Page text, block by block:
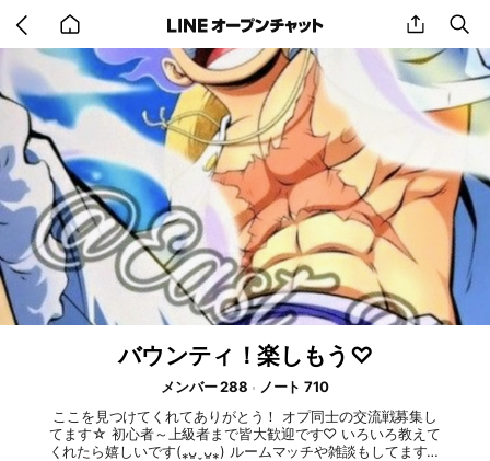
back
to
home
share
バウンティ！楽しもう♡
メンバー 288
ノート 710
ここを見つけてくれてありがとう！ オプ同士の交流戦募集し
てます☆ 初心者～上級者まで皆大歓迎です♡ いろいろ教えて
くれたら嬉しいです(⁎ᴗ͈ˬᴗ͈⁎) ルームマッチや雑談もしてます！